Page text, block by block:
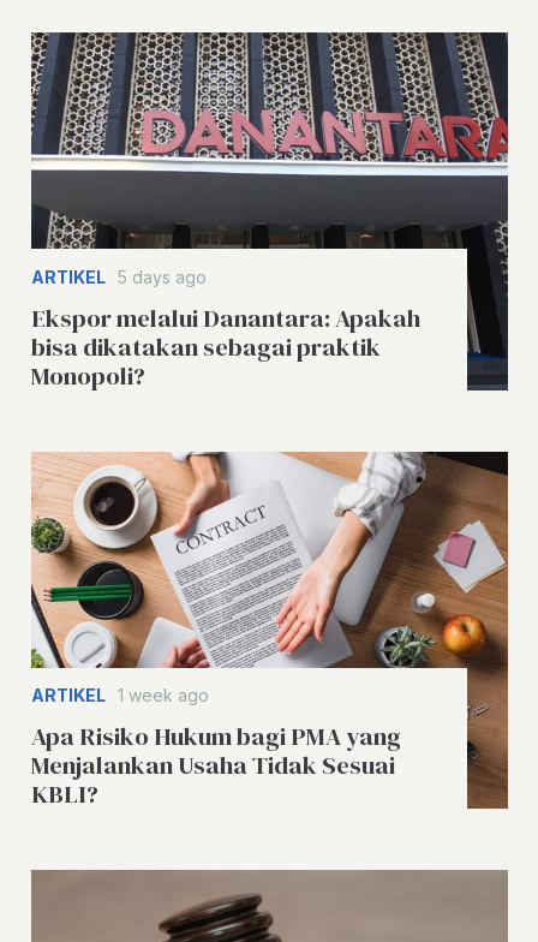
ARTIKEL 5 days ago
Ekspor melalui Danantara: Apakah
bisa dikatakan sebagai praktik
Monopoli?
ARTIKEL 1 week ago
Apa Risiko Hukum bagi PMA yang
Menjalankan Usaha Tidak Sesuai
KBLI?